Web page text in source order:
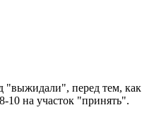
"выжидали", перед тем, как
10 на участок "принять".